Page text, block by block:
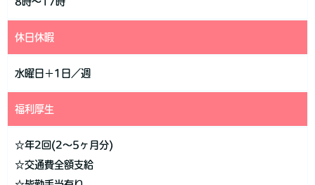
休日休暇
水曜日＋1日／週
福利厚生
☆年2回(2～5ヶ月分)
☆交通費全額支給